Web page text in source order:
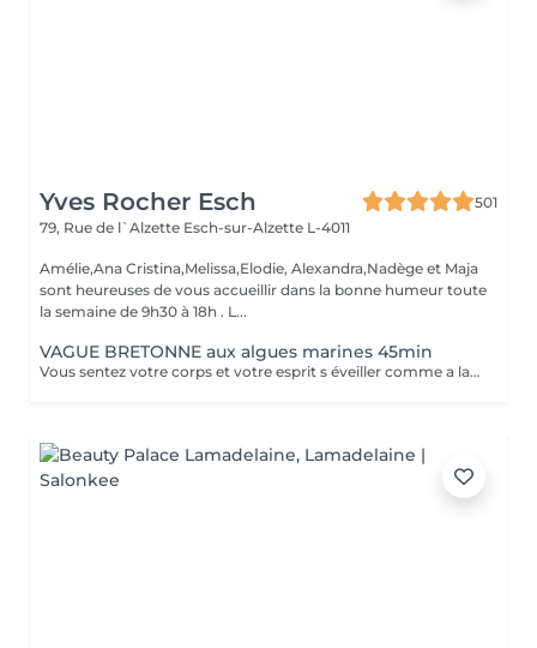
Yves Rocher Esch
501
79, Rue de l`Alzette Esch-sur-Alzette L-4011
Amélie,Ana Cristina,Melissa,Elodie, Alexandra,Nadège et Maja
sont heureuses de vous accueillir dans la bonne humeur toute
la semaine de 9h30 à 18h . L...
VAGUE BRETONNE aux algues marines 45min
Vous sentez votre corps et votre esprit s éveiller comme a la suite d un bain dans l OCEAN. Vous vous tonicité et leur confort. sentez légère et revitalisée. Vos jambes retrouvent leur tonicité et leur confort